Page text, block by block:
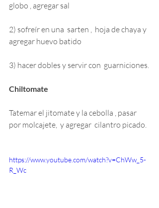
globo , agregar sal
2) sofreír en una  sarten ,  hoja de chaya y
agregar huevo batido
3) hacer dobles y servir con  guarniciones.
Chiltomate
Tatemar el jitomate y la cebolla , pasar
por molcajete,  y agregar  cilantro picado.
https://www.youtube.com/watch?v=ChWw_5-
R_Wc